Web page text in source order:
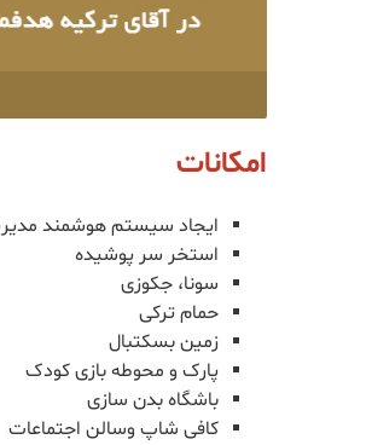
امکانات
ایجاد سیستم هوشمند
استخر سر پوشیده
سونا، جکوزی
حمام ترکی
زمین بسکتبال
پارک و محوطه بازی کودک
باشگاه بدن سازی
کافی شاپ وسالن اجتماعات